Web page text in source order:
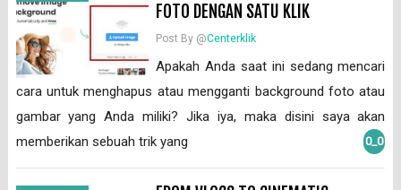
FOTO DENGAN SATU KLIK
Post By @Centerklik
Apakah Anda saat ini sedang mencari
cara untuk menghapus atau mengganti background foto atau
gambar yang Anda miliki? Jika iya, maka disini saya akan
memberikan sebuah trik yang
0_0